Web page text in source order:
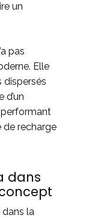
un
pas
Elle
dispersés
d’un
de recharge
dans
dans la